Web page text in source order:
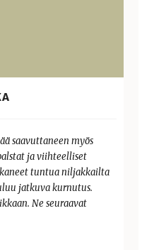
saavuttaneen myös
ja viihteelliset
tuntua niljakkailta
jatkuva kurnutus.
Ne seuraavat